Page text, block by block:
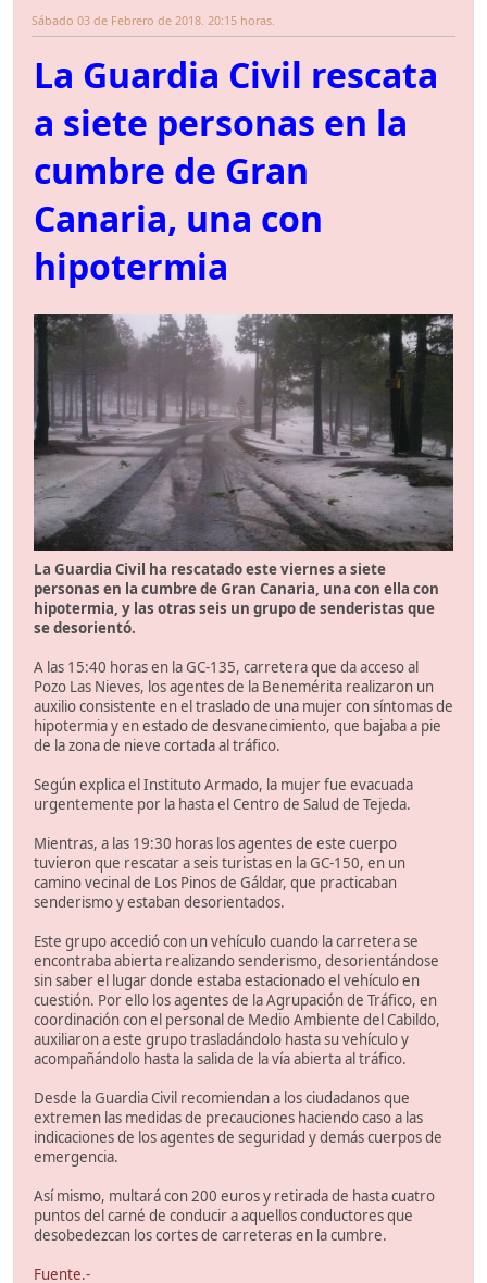
Sábado 03 de Febrero de 2018. 20:15 horas.
La Guardia Civil rescata
a siete personas en la
cumbre de Gran
Canaria, una con
hipotermia
La Guardia Civil ha rescatado este viernes a siete
personas en la cumbre de Gran Canaria, una con ella con
hipotermia, y las otras seis un grupo de senderistas que
se desorientó.
A las 15:40 horas en la GC-135, carretera que da acceso al
Pozo Las Nieves, los agentes de la Benemérita realizaron un
auxilio consistente en el traslado de una mujer con síntomas de
hipotermia y en estado de desvanecimiento, que bajaba a pie
de la zona de nieve cortada al tráfico.
Según explica el Instituto Armado, la mujer fue evacuada
urgentemente por la hasta el Centro de Salud de Tejeda.
Mientras, a las 19:30 horas los agentes de este cuerpo
tuvieron que rescatar a seis turistas en la GC-150, en un
camino vecinal de Los Pinos de Gáldar, que practicaban
senderismo y estaban desorientados.
Este grupo accedió con un vehículo cuando la carretera se
encontraba abierta realizando senderismo, desorientándose
sin saber el lugar donde estaba estacionado el vehículo en
cuestión. Por ello los agentes de la Agrupación de Tráfico, en
coordinación con el personal de Medio Ambiente del Cabildo,
auxiliaron a este grupo trasladándolo hasta su vehículo y
acompañándolo hasta la salida de la vía abierta al tráfico.
Desde la Guardia Civil recomiendan a los ciudadanos que
extremen las medidas de precauciones haciendo caso a las
indicaciones de los agentes de seguridad y demás cuerpos de
emergencia.
Así mismo, multará con 200 euros y retirada de hasta cuatro
puntos del carné de conducir a aquellos conductores que
desobedezcan los cortes de carreteras en la cumbre.
Fuente.-